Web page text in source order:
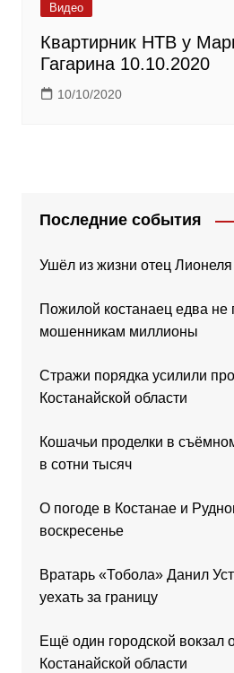
Видео
Квартирник НТВ у
Гагарина 10.10.2020
10/10/2020
Последние события
Ушёл из жизни отец
Пожилой костанаец едва не
мошенникам миллионы
Стражи порядка усилили
Костанайской области
Кошачьи проделки в
в сотни тысяч
О погоде в Костанае и
воскресенье
Вратарь «Тобола» Данил
уехать за границу
Ещё один городской вокзал
Костанайской области